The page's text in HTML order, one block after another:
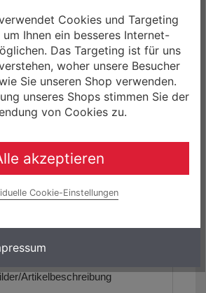
vorne:
20
hinten:
Gr. 43.2cm )
Artikelbeschreibung
Cookies und Targeting
Ihnen ein besseres Internet-
Das Targeting ist für uns
woher unsere Besucher
Sie unseren Shop verwenden.
unseres Shops stimmen Sie der
von Cookies zu.
akzeptieren
Cookie-Einstellungen